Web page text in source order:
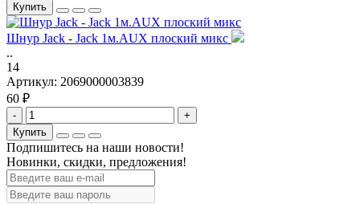
Купить
Шнур Jack - Jack 1м.AUX плоский микс
..
14
Артикул: 2069000003839
60 ₽
-
+
Купить
Подпишитесь на наши новости!
Новинки, скидки, предложения!